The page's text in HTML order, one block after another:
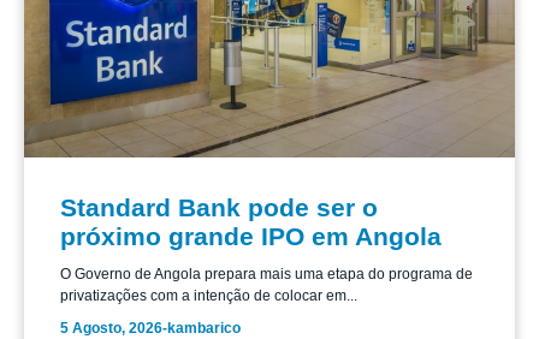
Standard Bank pode ser o
próximo grande IPO em Angola
O Governo de Angola prepara mais uma etapa do programa de
privatizações com a intenção de colocar em...
5 Agosto, 2026-kambarico